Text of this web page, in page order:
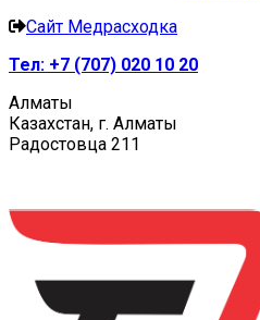
Сайт Медрасходка
Тел: +7 (707) 020 10 20
Алматы
Казахстан, г. Алматы
Радостовца 211